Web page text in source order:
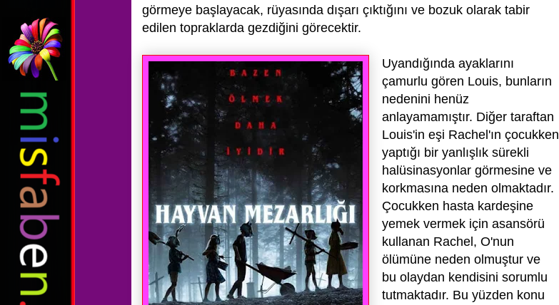
görmeye başlayacak, rüyasında dışarı çıktığını ve bozuk olarak tabir
edilen topraklarda gezdiğini görecektir.
Uyandığında ayaklarını
çamurlu gören Louis, bunların
nedenini henüz
anlayamamıştır. Diğer taraftan
Louis'in eşi Rachel'ın çocukken
yaptığı bir yanlışlık sürekli
halüsinasyonlar görmesine ve
korkmasına neden olmaktadır.
Çocukken hasta kardeşine
yemek vermek için asansörü
kullanan Rachel, O'nun
ölümüne neden olmuştur ve
bu olaydan kendisini sorumlu
tutmaktadır. Bu yüzden konu